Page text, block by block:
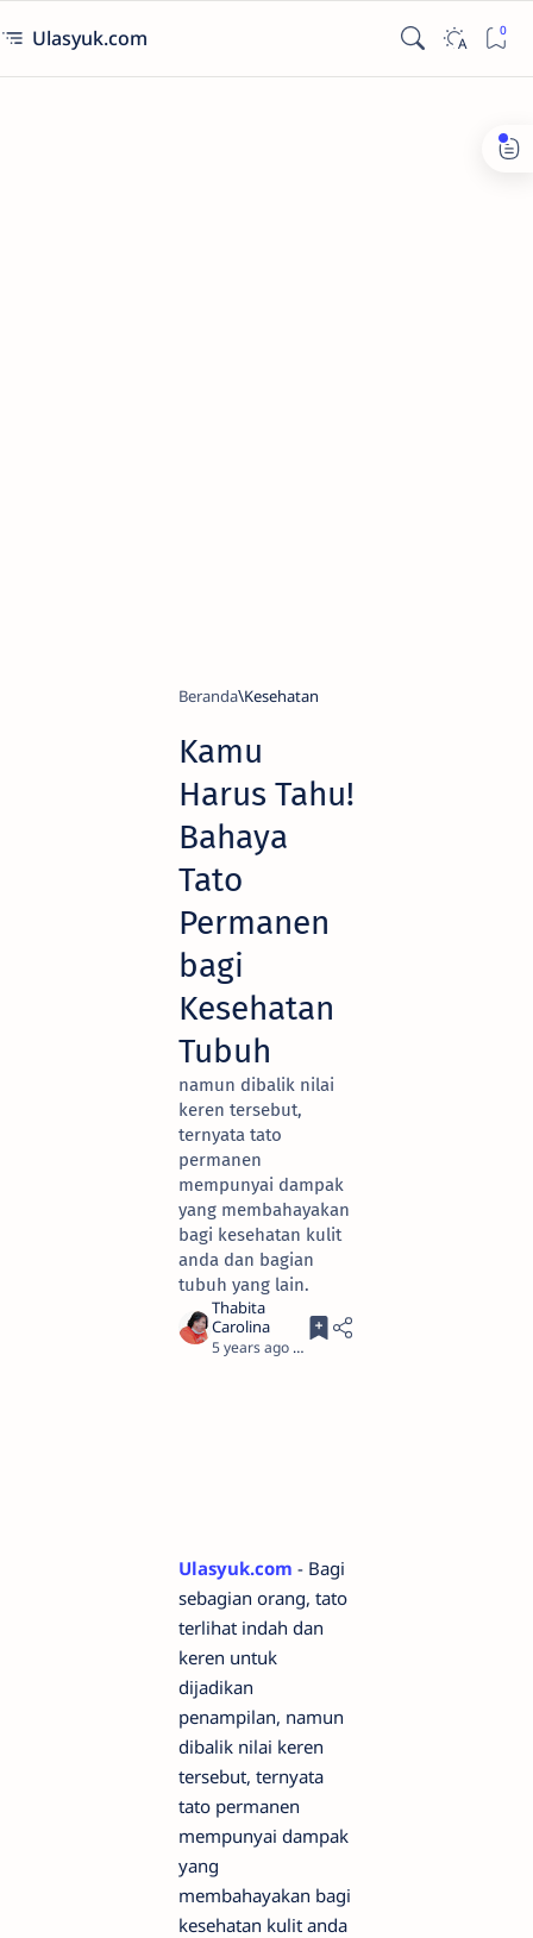
Ulasyuk.com
Beranda Kesehatan
Kamu
Harus Tahu!
Bahaya
Tato
Permanen
bagi
Kesehatan
Tubuh
namun dibalik nilai
keren tersebut,
ternyata tato
permanen
mempunyai dampak
yang membahayakan
bagi kesehatan kulit
anda dan bagian
tubuh yang lain.
5 years ago 3
Ulasyuk.com - Bagi
sebagian orang, tato
terlihat indah dan
keren untuk
dijadikan
penampilan, namun
dibalik nilai keren
tersebut, ternyata
tato permanen
mempunyai dampak
yang
membahayakan bagi
kesehatan kulit anda